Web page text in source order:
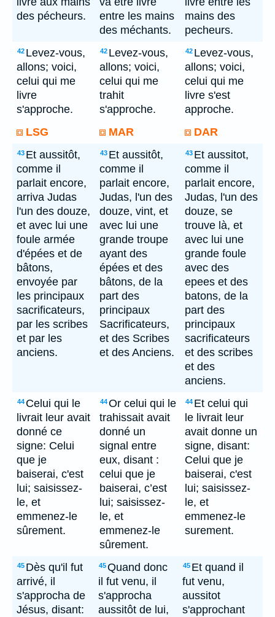
des pécheurs.
entre les mains
des méchants.
mains des
pecheurs.
42 Levez-vous,
allons; voici,
celui qui me
livre
s'approche.
42 Levez-vous,
allons; voici,
celui qui me
trahit
s'approche.
42 Levez-vous,
allons; voici,
celui qui me
livre s'est
approche.
LSG
MAR DAR
43 Et aussitôt,
comme il
parlait encore,
arriva Judas
l'un des douze,
et avec lui une
foule armée
d'épées et de
bâtons,
envoyée par
les principaux
sacrificateurs,
par les scribes
et par les
anciens.
43 Et aussitôt,
comme il
parlait encore,
Judas, l'un des
douze, vint, et
avec lui une
grande troupe
ayant des
épées et des
bâtons, de la
part des
principaux
Sacrificateurs,
et des Scribes
et des Anciens.
43 Et aussitot,
comme il
parlait encore,
Judas, l'un des
douze, se
trouve là, et
avec lui une
grande foule
avec des
epees et des
batons, de la
part des
principaux
sacrificateurs
et des scribes
et des
anciens.
44 Celui qui le
livrait leur avait
donné ce
signe: Celui
que je
baiserai, c'est
lui; saisissez-
le, et
emmenez-le
sûrement.
44Or celui qui le
trahissait avait
donné un
signal entre
eux, disant :
celui que je
baiserai, c’est
lui; saisissez-
le, et
emmenez-le
sûrement.
44 Et celui qui
le livrait leur
avait donne un
signe, disant:
Celui que je
baiserai, c'est
lui; saisissez-
le, et
emmenez-le
surement.
45 Dès qu'il fut
arrivé, il
s'approcha de
Jésus, disant:
45Quand donc
il fut venu, il
s'approcha
aussitôt de lui,
45 Et quand il
fut venu,
aussitot
s'approchant